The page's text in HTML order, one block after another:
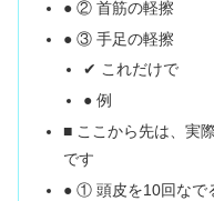
● ② 首筋の軽擦
● ③ 手足の軽擦
✔ これだけで
● 例
■ ここから先は、実
です
● ① 頭皮を10回なで